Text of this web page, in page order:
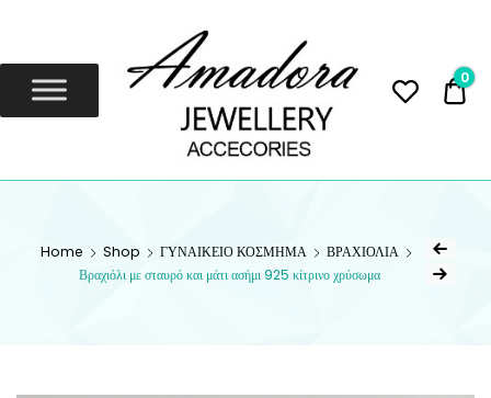
JEWELLERY
0
Home Shop ΓΥΝΑΙΚΕΙΟ ΚΟΣΜΗΜΑ
ΒΡΑΧΙΟΛΙΑ
Βραχιόλι με σταυρό και μάτι ασήμι 925 κίτρινο χρύσωμα